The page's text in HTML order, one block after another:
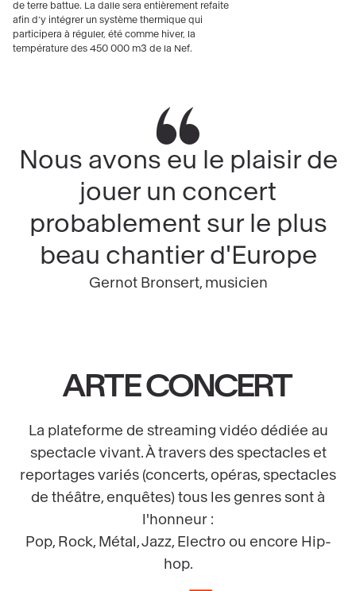
de terre battue. La dalle sera entièrement refaite
afin d’y intégrer un système thermique qui
participera à réguler, été comme hiver, la
température des 450 000 m3 de la Nef.
Nous avons eu le plaisir de
jouer un concert
probablement sur le plus
beau chantier d'Europe
Gernot Bronsert, musicien
ARTE CONCERT
La plateforme de streaming vidéo dédiée au
spectacle vivant. À travers des spectacles et
reportages variés (concerts, opéras, spectacles
de théâtre, enquêtes) tous les genres sont à
l'honneur :
Pop, Rock, Métal, Jazz, Electro ou encore Hip-
hop.